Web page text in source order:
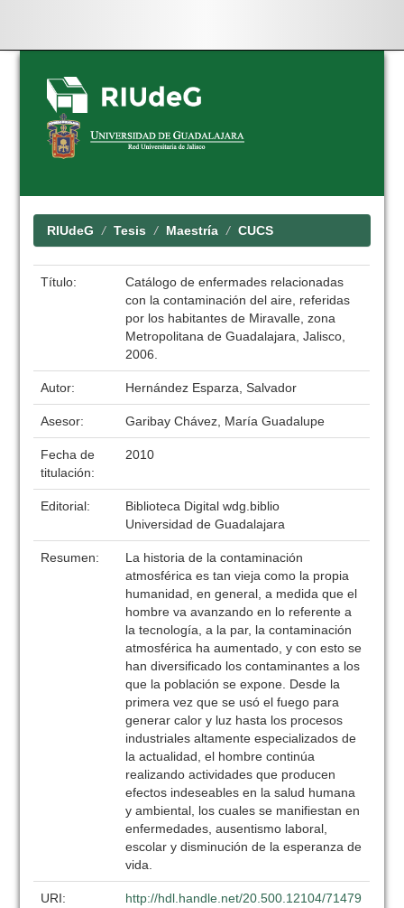
Skip
navigation
RIUdeG Tesis Maestría CUCS
Título:
Catálogo de enfermades relacionadas
con la contaminación del aire, referidas
por los habitantes de Miravalle, zona
Metropolitana de Guadalajara, Jalisco,
2006.
Autor: Hernández Esparza, Salvador
Asesor: Garibay Chávez, María Guadalupe
Fecha de
titulación:
2010
Editorial:
Biblioteca Digital wdg.biblio
Universidad de Guadalajara
Resumen:
La historia de la contaminación
atmosférica es tan vieja como la propia
humanidad, en general, a medida que el
hombre va avanzando en lo referente a
la tecnología, a la par, la contaminación
atmosférica ha aumentado, y con esto se
han diversificado los contaminantes a los
que la población se expone. Desde la
primera vez que se usó el fuego para
generar calor y luz hasta los procesos
industriales altamente especializados de
la actualidad, el hombre continúa
realizando actividades que producen
efectos indeseables en la salud humana
y ambiental, los cuales se manifiestan en
enfermedades, ausentismo laboral,
escolar y disminución de la esperanza de
vida.
URI:
http://hdl.handle.net/20.500.12104/71479